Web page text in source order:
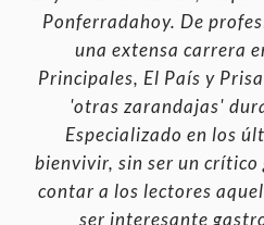
Ponferradahoy. De
una extensa carrera
Principales, El País y
'otras zarandajas'
Especializado en los
bienvivir, sin ser un
contar a los lectores
ser interesante